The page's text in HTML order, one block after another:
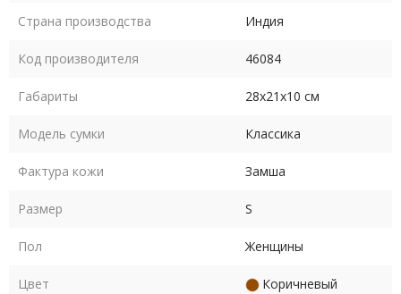
Страна производства Индия
Код производителя 46084
Габариты 28х21х10 см
Модель сумки Классика
Фактура кожи Замша
Размер S
Пол Женщины
Цвет Коричневый